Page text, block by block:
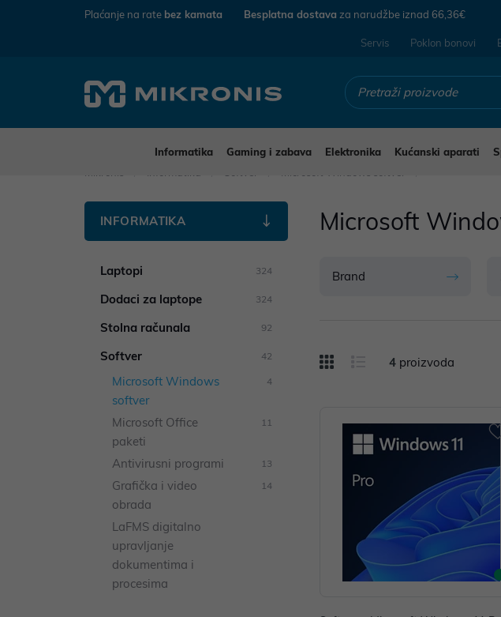
Plaćanje na rate bez kamata Besplatna dostava za narudžbe iznad 66,36€
Servis Poklon bonovi
Informatika Gaming i zabava Elektronika Kućanski aparati
INFORMATIKA
Laptopi 324
Dodaci za laptope 324
Stolna računala 92
Softver 42
Microsoft Windows
softver
4
Microsoft Office
paketi
11
Antivirusni programi 13
Grafička i video
obrada
14
LaFMS digitalno
upravljanje
dokumentima i
procesima
Microsoft
Brand
4 proizvoda